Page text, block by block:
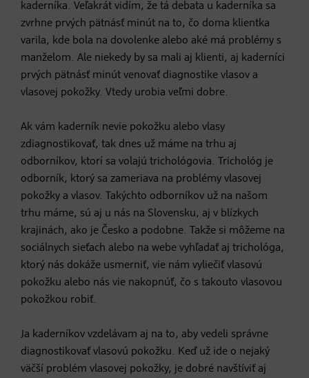
kaderníka. Veľakrát vidím, že tá debata u kaderníka sa
zvrhne prvých pätnásť minút na to, čo doma klientka
varila, kde bola na dovolenke alebo aké má problémy s
manželom. Ale niekedy by sa mali aj klienti, aj kaderníci
prvých pätnásť minút venovať diagnostike vlasov a
vlasovej pokožky. Vtedy urobia veľmi dobre.
Ak vám kaderník nevie pokožku alebo vlasy
zdiagnostikovať, tak dnes už máme na trhu aj
odborníkov, ktorí sa volajú trichológovia. Trichológ je
odborník, ktorý sa zameriava na problémy vlasovej
pokožky a vlasov. Takýchto odborníkov už na našom
trhu máme, sú aj u nás na Slovensku, aj v blízkych
krajinách, ako je Česko a podobne. Takže si môžeme na
sociálnych sieťach alebo na webe vyhľadať aj trichológa,
ktorý nás dokáže usmerniť, vie nám vyliečiť vlasovú
pokožku alebo nás vie nakopnúť, čo s takouto vlasovou
pokožkou robiť.
Ja kaderníkov vzdelávam aj na to, aby vedeli správne
diagnostikovať vlasovú pokožku. Keď už ide o nejaký
väčší problém vlasovej pokožky, je dobré navštíviť aj